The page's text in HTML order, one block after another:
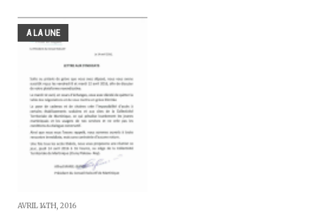
A LA UNE
AVRIL 14TH, 2016